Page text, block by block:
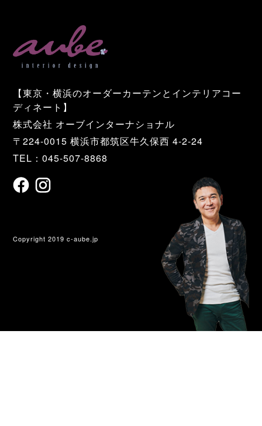
【東京・横浜のオーダーカーテンとインテリアコー
ディネート】
株式会社 オーブインターナショナル
〒224-0015 横浜市都筑区牛久保西 4-2-24
TEL：045-507-8868
Copyright 2019 c-aube.jp